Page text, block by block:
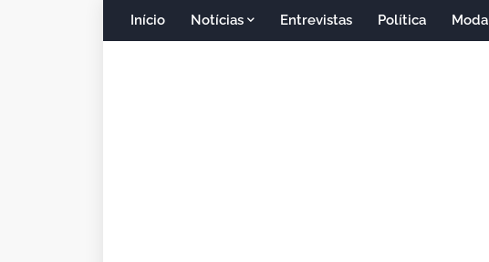
Início Notícias Entrevistas Política Moda